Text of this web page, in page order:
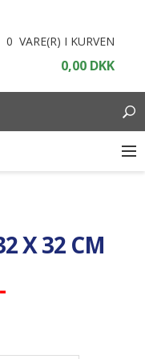
0 VARE(R) I KURVEN
0,00 DKK
X 32 CM